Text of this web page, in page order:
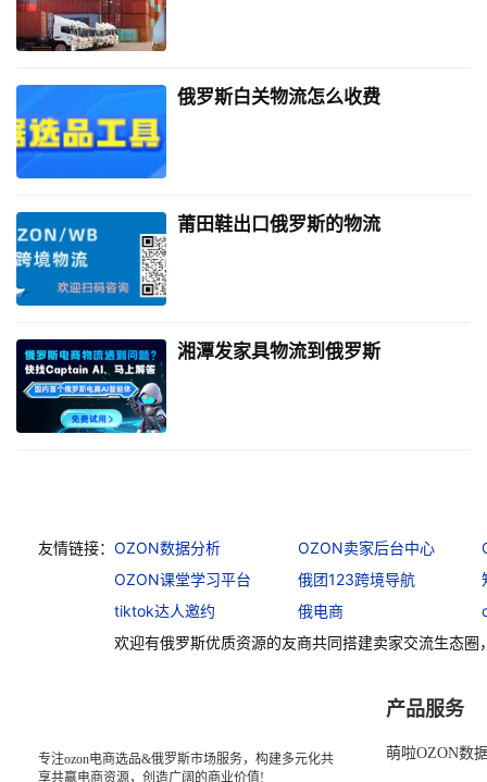
俄罗斯白关物流怎么收费
莆田鞋出口俄罗斯的物流
湘潭发家具物流到俄罗斯
友情链接： OZON数据分析 OZON卖家后台中心
OZON课堂学习平台
俄团123跨境导航
tiktok达人邀约
俄电商
欢迎有俄罗斯优质资源的友商共同搭建卖家交流生态圈
专注ozon电商选品&俄罗斯市场服务，构建多元化共
享共赢电商资源，创造广阔的商业价值!
产品服务
萌啦OZON数